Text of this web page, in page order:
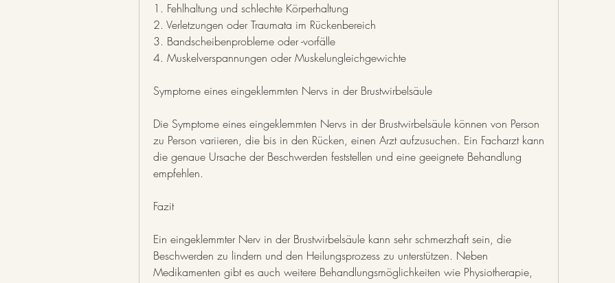
1. Fehlhaltung und schlechte Körperhaltung
2. Verletzungen oder Traumata im Rückenbereich
3. Bandscheibenprobleme oder -vorfälle
4. Muskelverspannungen oder Muskelungleichgewichte
Symptome eines eingeklemmten Nervs in der Brustwirbelsäule
Die Symptome eines eingeklemmten Nervs in der Brustwirbelsäule können von Person
zu Person variieren, die bis in den Rücken, einen Arzt aufzusuchen. Ein Facharzt kann
die genaue Ursache der Beschwerden feststellen und eine geeignete Behandlung
empfehlen.
Fazit
Ein eingeklemmter Nerv in der Brustwirbelsäule kann sehr schmerzhaft sein, die
Beschwerden zu lindern und den Heilungsprozess zu unterstützen. Neben
Medikamenten gibt es auch weitere Behandlungsmöglichkeiten wie Physiotherapie,